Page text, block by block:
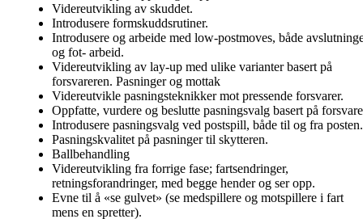
Videreutvikling av skuddet.
Introdusere formskuddsrutiner.
Introdusere og arbeide med low-postmoves, både
og fot- arbeid.
Videreutvikling av lay-up med ulike varianter basert på
forsvareren. Pasninger og mottak
Videreutvikle pasningsteknikker mot pressende forsvarer.
Oppfatte, vurdere og beslutte pasningsvalg basert på
Introdusere pasningsvalg ved postspill, både til og fra posten.
Pasningskvalitet på pasninger til skytteren.
Ballbehandling
Videreutvikling fra forrige fase; fartsendringer,
retningsforandringer, med begge hender og ser opp.
Evne til å «se gulvet» (se medspillere og motspillere i fart
mens en spretter).